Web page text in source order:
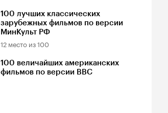
100 лучших классических
зарубежных фильмов по версии
МинКульт РФ
12 место из100
100 величайших американских
фильмов по версии BBC